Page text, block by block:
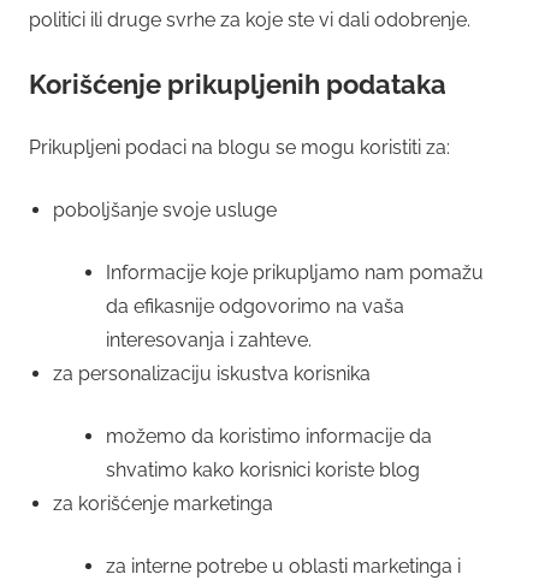
politici ili druge svrhe za koje ste vi dali odobrenje.
Korišćenje prikupljenih podataka
Prikupljeni podaci na blogu se mogu koristiti za:
poboljšanje svoje usluge
Informacije koje prikupljamo nam pomažu
da efikasnije odgovorimo na vaša
interesovanja i zahteve.
za personalizaciju iskustva korisnika
možemo da koristimo informacije da
shvatimo kako korisnici koriste blog
za korišćenje marketinga
za interne potrebe u oblasti marketinga i